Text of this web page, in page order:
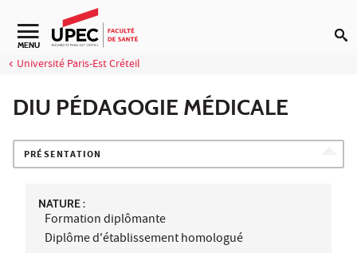
Aller au contenu
Navigation secondaire
MENU
Université Paris-Est Créteil
DIU PÉDAGOGIE MÉDICALE
PRÉSENTATION
NATURE :
Formation diplômante
Diplôme d'établissement homologué